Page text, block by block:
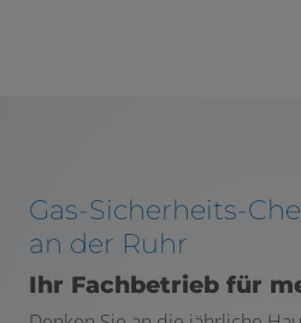
Gas-Sicherheits-
an der Ruhr
Ihr Fachbetrieb für